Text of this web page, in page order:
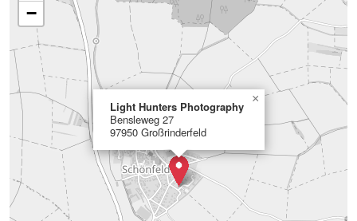
Light Hunters Photography
Bensleweg 27
97950 Großrinderfeld
×
−